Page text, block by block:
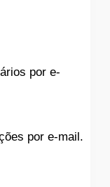
por e-
por e-mail.